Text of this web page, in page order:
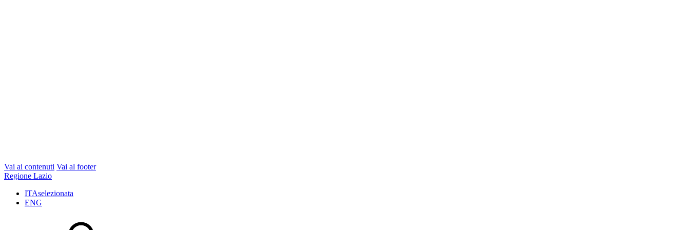
Vai ai contenuti Vai al footer
Regione Lazio
ITAselezionata
ENG